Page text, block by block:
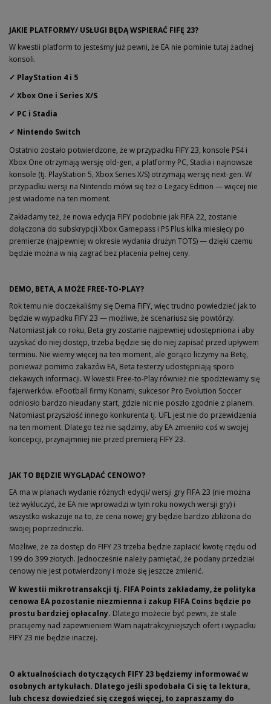
JAKIE PLATFORMY/ USŁUGI BĘDĄ WSPIERAĆ FIFĘ 23?
W kwestii platform to jesteśmy już pewni, że EA nie pominie tutaj żadnej
konsoli.
✓ PlayStation 4 i 5
✓ Xbox One i Series X/S
✓ PC i Stadia
✓ Nintendo Switch
Ostatnio zostało potwierdzone, że w przypadku FIFY 23, konsole PS4 i
Xbox One otrzymają wersję old-gen, a platformy PC, Stadia i najnowsze
konsole (tj. PlayStation 5, Xbox Series X/S) otrzymają wersję next-gen. W
przypadku wersji na Nintendo mówi się też o Legacy Edition — więcej nie
jest wiadome na ten moment.
Zakładamy też, że nowa edycja FIFY podobnie jak FIFA 22, zostanie
dołączona do subskrypcji Xbox Gamepass i PS Plus kilka miesięcy po
premierze (najpewniej w okresie wydania drużyn TOTS) — dzięki czemu
będzie można w nią zagrać bez płacenia pełnej ceny.
DEMO, BETA, A MOŻE FREE-TO-PLAY?
Rok temu nie doczekaliśmy się Dema FIFY, więc trudno powiedzieć jak to
będzie w wypadku FIFY 23 — możliwe, że scenariusz się powtórzy.
Natomiast jak co roku, Beta gry zostanie najpewniej udostępniona i aby
uzyskać do niej dostęp, trzeba będzie się do niej zapisać przed upływem
terminu. Nie wiemy więcej na ten moment, ale gorąco liczymy na Betę,
ponieważ pomimo zakazów EA, Beta testerzy udostępniają sporo
ciekawych informacji. W kwestii Free-to-Play również nie spodziewamy się
fajerwerków. eFootball firmy Konami, sukcesor Pro Evolution Soccer
odniosło bardzo nieudany start, gdzie nic nie poszło zgodnie z planem.
Natomiast przyszłość innego konkurenta tj. UFL jest nie do przewidzenia
na ten moment. Dlatego też nie sądzimy, aby EA zmieniło coś w swojej
koncepcji, przynajmniej nie przed premierą FIFY 23.
JAK TO BĘDZIE WYGLĄDAĆ CENOWO?
EA ma w planach wydanie różnych edycji/ wersji gry FIFA 23 (nie można
też wykluczyć, że EA nie wprowadzi w tym roku nowych wersji gry) i
wszystko wskazuje na to, że cena nowej gry będzie bardzo zbliżona do
swojej poprzedniczki.
Możliwe, że za dostęp do FIFY 23 trzeba będzie zapłacić kwotę rzędu od
199 do 399 złotych. Jednocześnie należy pamiętać, że podany przedział
cenowy nie jest potwierdzony i może się jeszcze zmienić.
W kwestii mikrotransakcji tj. FIFA Points zakładamy, że polityka
cenowa EA pozostanie niezmienna i zakup FIFA Coins będzie po
prostu bardziej opłacalny. Dlatego możecie być pewni, że stale
pracujemy nad zapewnieniem Wam najatrakcyjniejszych ofert i wypadku
FIFY 23 nie będzie inaczej.
O aktualnościach dotyczących FIFY 23 będziemy informować w
osobnych artykułach. Dlatego jeśli spodobała Ci się ta lektura,
lub chcesz dowiedzieć się czegoś więcej, to zapraszamy do